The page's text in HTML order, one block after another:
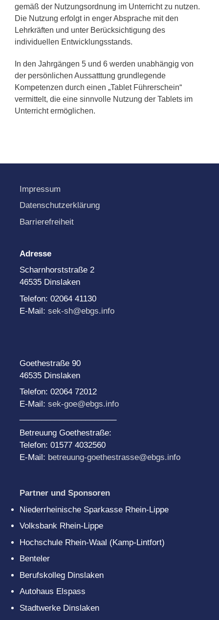
gemäß der Nutzungsordnung im Unterricht zu nutzen.
Die Nutzung erfolgt in enger Absprache mit den
Lehrkräften und unter Berücksichtigung des
individuellen Entwicklungsstands.
In den Jahrgängen 5 und 6 werden unabhängig von
der persönlichen Aussatttung grundlegende
Kompetenzen durch einen „Tablet Führerschein“
vermittelt, die eine sinnvolle Nutzung der Tablets im
Unterricht ermöglichen.
Impressum
Datenschutzerklärung
Barrierefreiheit
Adresse
Scharnhorststraße 2
46535 Dinslaken
Telefon: 02064 41130
E-Mail: sek-sh@ebgs.info
Goethestraße 90
46535 Dinslaken
Telefon: 02064 72012
E-Mail: sek-goe@ebgs.info
Betreuung Goethestraße:
Telefon: 01577 4032560
E-Mail: betreuung-goethestrasse@ebgs.info
Partner und Sponsoren
Niederrheinische Sparkasse Rhein-Lippe
Volksbank Rhein-Lippe
Hochschule Rhein-Waal (Kamp-Lintfort)
Benteler
Berufskolleg Dinslaken
Autohaus Elspass
Stadtwerke Dinslaken